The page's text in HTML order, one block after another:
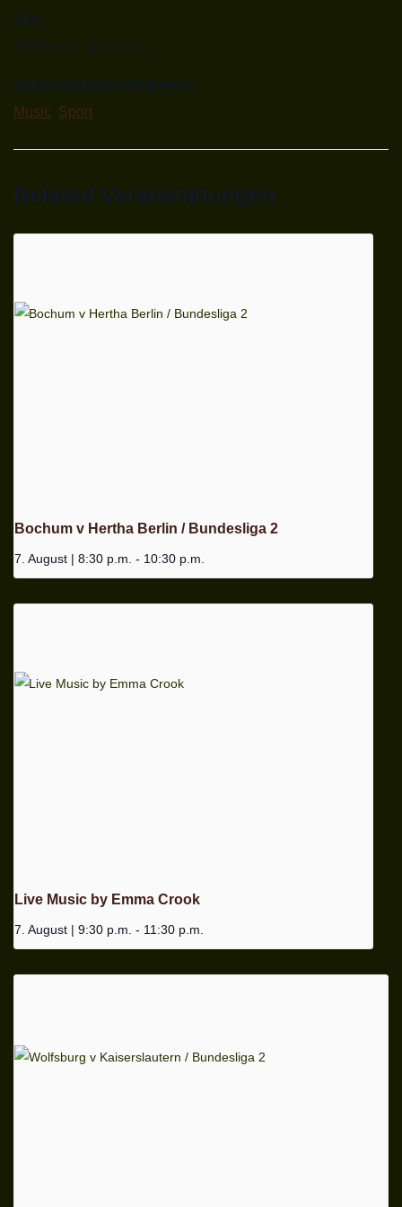
Zeit:
9:00 p.m. - 11:00 p.m.
Veranstaltungskategorien:
Music, Sport
Related Veranstaltungen
Bochum v Hertha Berlin / Bundesliga 2
7. August | 8:30 p.m. - 10:30 p.m.
Live Music by Emma Crook
7. August | 9:30 p.m. - 11:30 p.m.